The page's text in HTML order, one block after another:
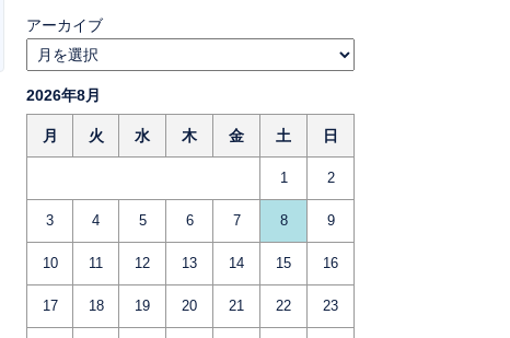
アーカイブ
2026年8月
月 火 水 木 金 土 日
1 2
3 4 5 6 7 8 9
10 11 12 13 14 15 16
17 18 19 20 21 22 23